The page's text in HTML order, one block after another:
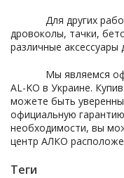
Для других
дровоколы, тачки,
различные аксессуары
Мы являемся
AL-KO в Украине.
можете быть
официальную
необходимости, вы
центр АЛКО
Теги